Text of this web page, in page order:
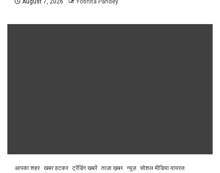
August 7, 2026 Yoshita Pandey
आपका शहर खबर हटकर ट्रेंडिंग खबरें ताज़ा ख़बर न्यूज़ सोशल मीडिया वायरल